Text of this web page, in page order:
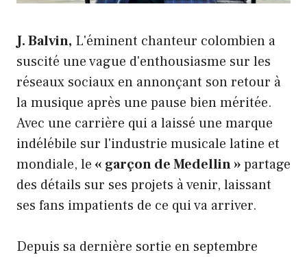
J. Balvin, L'éminent chanteur colombien a
suscité une vague d'enthousiasme sur les
réseaux sociaux en annonçant son retour à
la musique après une pause bien méritée.
Avec une carrière qui a laissé une marque
indélébile sur l'industrie musicale latine et
mondiale, le« garçon de Medellin »partage
des détails sur ses projets à venir, laissant
ses fans impatients de ce qui va arriver.
Depuis sa dernière sortie en septembre